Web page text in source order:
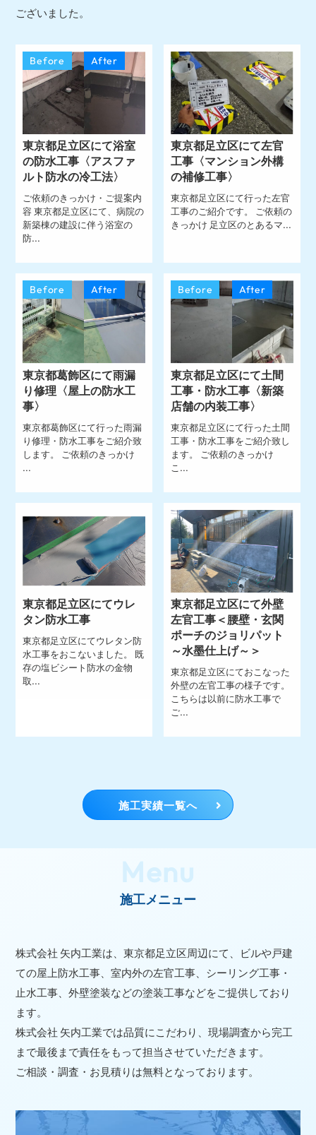
ございました。
Before After
東京都足立区にて浴室
の防水工事〈アスファ
ルト防水の冷工法〉
ご依頼のきっかけ・ご提案内
容 東京都足立区にて、病院の
新築棟の建設に伴う浴室の
防...
東京都足立区にて左官
工事〈マンション外構
の補修工事〉
東京都足立区にて行った左官
工事のご紹介です。 ご依頼の
きっかけ 足立区のとあるマ...
Before After
東京都葛飾区にて雨漏
り修理〈屋上の防水工
事〉
東京都葛飾区にて行った雨漏
り修理・防水工事をご紹介致
します。 ご依頼のきっかけ
...
Before After
東京都足立区にて土間
工事・防水工事〈新築
店舗の内装工事〉
東京都足立区にて行った土間
工事・防水工事をご紹介致し
ます。 ご依頼のきっかけ
こ...
東京都足立区にてウレ
タン防水工事
東京都足立区にてウレタン防
水工事をおこないました。 既
存の塩ビシート防水の金物
取...
東京都足立区にて外壁
左官工事＜腰壁・玄関
ポーチのジョリパット
～水墨仕上げ～＞
東京都足立区にておこなった
外壁の左官工事の様子です。
こちらは以前に防水工事で
ご...
施工実績一覧へ
Menu
施工メニュー
株式会社 矢内工業は、東京都足立区周辺にて、ビルや戸建
ての屋上防水工事、室内外の左官工事、シーリング工事・
止水工事、外壁塗装などの塗装工事などをご提供しており
ます。
株式会社 矢内工業では品質にこだわり、現場調査から完工
まで最後まで責任をもって担当させていただきます。
ご相談・調査・お見積りは無料となっております。